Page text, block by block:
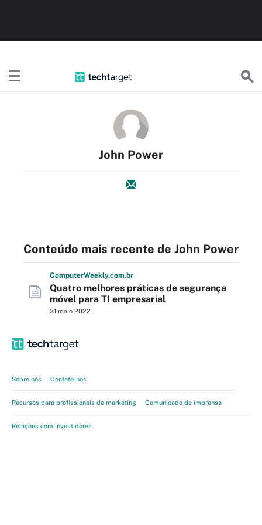
John Power
Conteúdo mais recente de John Power
ComputerWeekly.com.br
Quatro melhores práticas de segurança
móvel para TI empresarial
31 maio 2022
Sobre nós Contate-nos
Recursos para profissionais de marketing Comunicado de imprensa
Relações com Investidores